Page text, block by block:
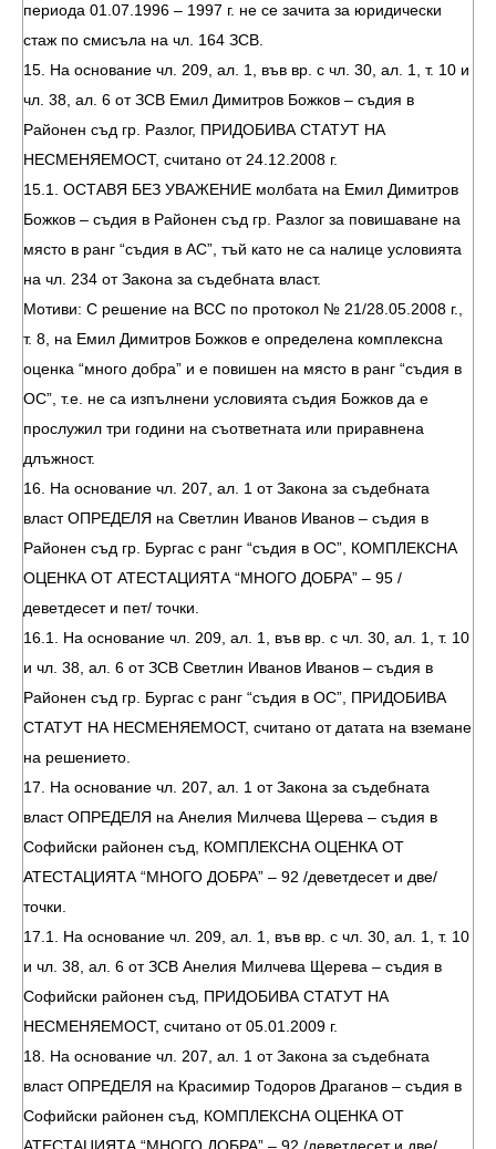
периода 01.07.1996 – 1997 г. не се зачита за юридически
стаж по смисъла на чл. 164 ЗСВ.
15. На основание чл. 209, ал. 1, във вр. с чл. 30, ал. 1, т. 10 и
чл. 38, ал. 6 от ЗСВ Емил Димитров Божков – съдия в
Районен съд гр. Разлог, ПРИДОБИВА СТАТУТ НА
НЕСМЕНЯЕМОСТ, считано от 24.12.2008 г.
15.1. ОСТАВЯ БЕЗ УВАЖЕНИЕ молбата на Емил Димитров
Божков – съдия в Районен съд гр. Разлог за повишаване на
място в ранг “съдия в АС”, тъй като не са налице условията
на чл. 234 от Закона за съдебната власт.
Мотиви: С решение на ВСС по протокол № 21/28.05.2008 г.,
т. 8, на Емил Димитров Божков е определена комплексна
оценка “много добра” и е повишен на място в ранг “съдия в
ОС”, т.е. не са изпълнени условията съдия Божков да е
прослужил три години на съответната или приравнена
длъжност.
16. На основание чл. 207, ал. 1 от Закона за съдебната
власт ОПРЕДЕЛЯ на Светлин Иванов Иванов – съдия в
Районен съд гр. Бургас с ранг “съдия в ОС”, КОМПЛЕКСНА
ОЦЕНКА ОТ АТЕСТАЦИЯТА “МНОГО ДОБРА” – 95 /
деветдесет и пет/ точки.
16.1. На основание чл. 209, ал. 1, във вр. с чл. 30, ал. 1, т. 10
и чл. 38, ал. 6 от ЗСВ Светлин Иванов Иванов – съдия в
Районен съд гр. Бургас с ранг “съдия в ОС”, ПРИДОБИВА
СТАТУТ НА НЕСМЕНЯЕМОСТ, считано от датата на вземане
на решението.
17. На основание чл. 207, ал. 1 от Закона за съдебната
власт ОПРЕДЕЛЯ на Анелия Милчева Щерева – съдия в
Софийски районен съд, КОМПЛЕКСНА ОЦЕНКА ОТ
АТЕСТАЦИЯТА “МНОГО ДОБРА” – 92 /деветдесет и две/
точки.
17.1. На основание чл. 209, ал. 1, във вр. с чл. 30, ал. 1, т. 10
и чл. 38, ал. 6 от ЗСВ Анелия Милчева Щерева – съдия в
Софийски районен съд, ПРИДОБИВА СТАТУТ НА
НЕСМЕНЯЕМОСТ, считано от 05.01.2009 г.
18. На основание чл. 207, ал. 1 от Закона за съдебната
власт ОПРЕДЕЛЯ на Красимир Тодоров Драганов – съдия в
Софийски районен съд, КОМПЛЕКСНА ОЦЕНКА ОТ